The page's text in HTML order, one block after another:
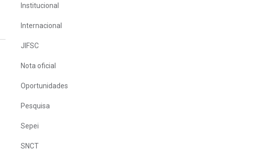
Institucional
Internacional
JIFSC
Nota oficial
Oportunidades
Pesquisa
Sepei
SNCT